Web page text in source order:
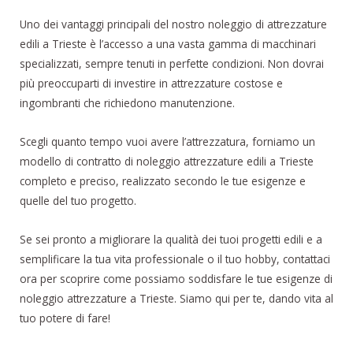
Uno dei vantaggi principali del nostro noleggio di attrezzature
edili a Trieste è l’accesso a una vasta gamma di macchinari
specializzati, sempre tenuti in perfette condizioni. Non dovrai
più preoccuparti di investire in attrezzature costose e
ingombranti che richiedono manutenzione.
Scegli quanto tempo vuoi avere l’attrezzatura, forniamo un
modello di contratto di noleggio attrezzature edili a Trieste
completo e preciso, realizzato secondo le tue esigenze e
quelle del tuo progetto.
Se sei pronto a migliorare la qualità dei tuoi progetti edili e a
semplificare la tua vita professionale o il tuo hobby, contattaci
ora per scoprire come possiamo soddisfare le tue esigenze di
noleggio attrezzature a Trieste. Siamo qui per te, dando vita al
tuo potere di fare!